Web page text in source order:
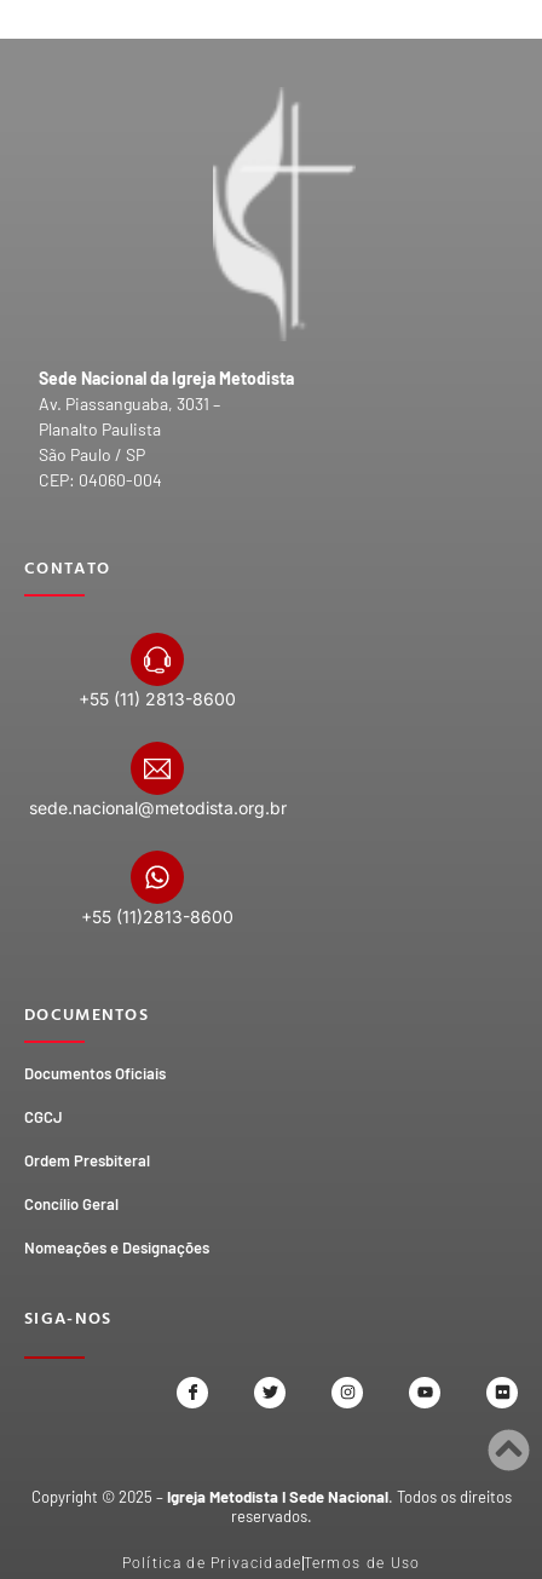
Sede Nacional da Igreja Metodista
Av. Piassanguaba, 3031 –
Planalto Paulista
São Paulo / SP
CEP: 04060-004
CONTATO
+55 (11) 2813-8600
sede.nacional@metodista.org.br
+55 (11)2813-8600
DOCUMENTOS
Documentos Oficiais
CGCJ
Ordem Presbiteral
Concílio Geral
Nomeações e Designações
SIGA-NOS
Copyright © 2025 –Igreja Metodista I Sede Nacional. Todos os direitos
reservados.
Política de Privacidade Termos de Uso